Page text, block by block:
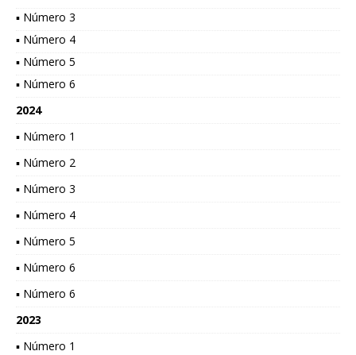
▪ Número 3
▪ Número 4
▪ Número 5
▪ Número 6
2024
▪ Número 1
▪ Número 2
▪ Número 3
▪ Número 4
▪ Número 5
▪ Número 6
▪ Número 6
2023
▪ Número 1